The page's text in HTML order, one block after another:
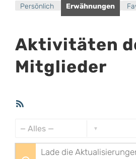
Persönlich Erwähnungen
Aktivitäten
Mitglieder
Zeige:
Lade die